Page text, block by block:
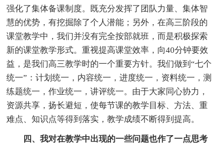
强化了集体备课制度。既充分发挥了团队力量、集体智
慧的优势，有挖掘除了个人潜能；另外，在高三阶段的
课堂教学中，我们并没有完全按部就班，而是积极探索
新的课堂教学形式。重视提高课堂效率，向40分钟要效
益，是我们高三教学时的一个重要方针。我们做到“七个
统一”：计划统一，内容统一，进度统一，资料统一，测
练题统一，作业统一，讲评统一。由于大家同心协力，
资源共享，扬长避短，使每节课的教学目标、方法、重
难点、知识点等得到落实，教学成绩不断得到提高。
四、我对在教学中出现的一些问题也作了一点思考